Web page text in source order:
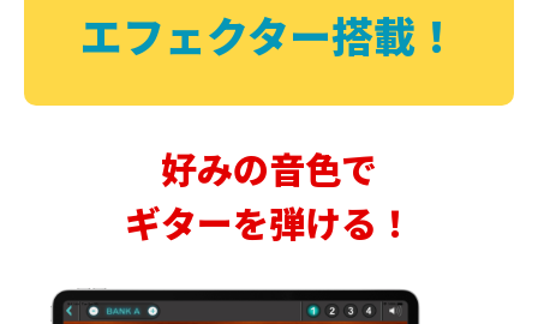
エフェクター搭載！
好みの音色で
ギターを弾ける！